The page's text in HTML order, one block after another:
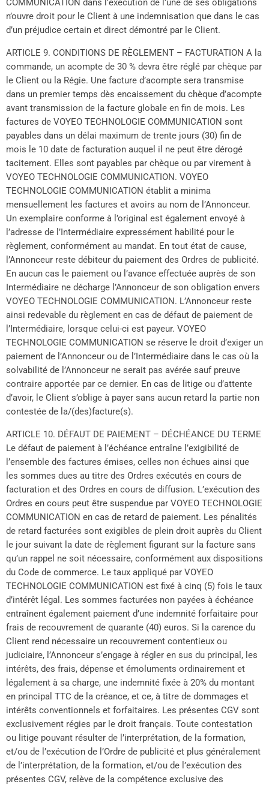
COMMUNICATION dans l’exécution de l’une de ses obligations
n’ouvre droit pour le Client à une indemnisation que dans le cas
d’un préjudice certain et direct démontré par le Client.
ARTICLE 9. CONDITIONS DE RÈGLEMENT – FACTURATION A la
commande, un acompte de 30 % devra être réglé par chèque par
le Client ou la Régie. Une facture d’acompte sera transmise
dans un premier temps dès encaissement du chèque d’acompte
avant transmission de la facture globale en fin de mois. Les
factures de VOYEO TECHNOLOGIE COMMUNICATION sont
payables dans un délai maximum de trente jours (30) fin de
mois le 10 date de facturation auquel il ne peut être dérogé
tacitement. Elles sont payables par chèque ou par virement à
VOYEO TECHNOLOGIE COMMUNICATION. VOYEO
TECHNOLOGIE COMMUNICATION établit a minima
mensuellement les factures et avoirs au nom de l’Annonceur.
Un exemplaire conforme à l’original est également envoyé à
l’adresse de l’Intermédiaire expressément habilité pour le
règlement, conformément au mandat. En tout état de cause,
l’Annonceur reste débiteur du paiement des Ordres de publicité.
En aucun cas le paiement ou l’avance effectuée auprès de son
Intermédiaire ne décharge l’Annonceur de son obligation envers
VOYEO TECHNOLOGIE COMMUNICATION. L’Annonceur reste
ainsi redevable du règlement en cas de défaut de paiement de
l’Intermédiaire, lorsque celui-ci est payeur. VOYEO
TECHNOLOGIE COMMUNICATION se réserve le droit d’exiger un
paiement de l’Annonceur ou de l’Intermédiaire dans le cas où la
solvabilité de l’Annonceur ne serait pas avérée sauf preuve
contraire apportée par ce dernier. En cas de litige ou d’attente
d’avoir, le Client s’oblige à payer sans aucun retard la partie non
contestée de la/(des)facture(s).
ARTICLE 10. DÉFAUT DE PAIEMENT – DÉCHÉANCE DU TERME
Le défaut de paiement à l’échéance entraîne l’exigibilité de
l’ensemble des factures émises, celles non échues ainsi que
les sommes dues au titre des Ordres exécutés en cours de
facturation et des Ordres en cours de diffusion. L’exécution des
Ordres en cours peut être suspendue par VOYEO TECHNOLOGIE
COMMUNICATION en cas de retard de paiement. Les pénalités
de retard facturées sont exigibles de plein droit auprès du Client
le jour suivant la date de règlement figurant sur la facture sans
qu’un rappel ne soit nécessaire, conformément aux dispositions
du Code de commerce. Le taux appliqué par VOYEO
TECHNOLOGIE COMMUNICATION est fixé à cinq (5) fois le taux
d’intérêt légal. Les sommes facturées non payées à échéance
entraînent également paiement d’une indemnité forfaitaire pour
frais de recouvrement de quarante (40) euros. Si la carence du
Client rend nécessaire un recouvrement contentieux ou
judiciaire, l’Annonceur s’engage à régler en sus du principal, les
intérêts, des frais, dépense et émoluments ordinairement et
légalement à sa charge, une indemnité fixée à 20% du montant
en principal TTC de la créance, et ce, à titre de dommages et
intérêts conventionnels et forfaitaires. Les présentes CGV sont
exclusivement régies par le droit français. Toute contestation
ou litige pouvant résulter de l’interprétation, de la formation,
et/ou de l’exécution de l’Ordre de publicité et plus généralement
de l’interprétation, de la formation, et/ou de l’exécution des
présentes CGV, relève de la compétence exclusive des